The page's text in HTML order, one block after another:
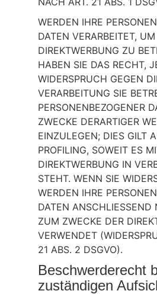
WERDEN IHRE
DATEN VERARBEITET, UM
DIREKTWERBUNG ZU
HABEN SIE DAS RECHT,
WIDERSPRUCH GEGEN
VERARBEITUNG SIE
PERSONENBEZOGENER
ZWECKE DERARTIGER
EINZULEGEN; DIES GILT
PROFILING, SOWEIT ES
DIREKTWERBUNG IN
STEHT. WENN SIE
WERDEN IHRE
DATEN ANSCHLIESSEND
ZUM ZWECKE DER
VERWENDET
21 ABS. 2 DSGVO).
Beschwerde­recht
zuständigen